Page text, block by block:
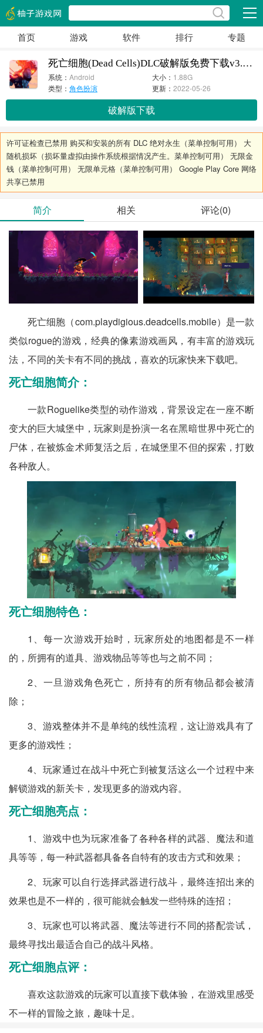
展开
首页 游戏 软件 排行 专题
死亡细胞(Dead Cells)DLC破解版免费下载v3.3.15
系统： Android 大小： 1.88G
类型： 角色扮演 更新：2022-05-26
破解版下载
许可证检查已禁用 购买和安装的所有 DLC 绝对永生（菜单控制可用） 大
随机损坏（损坏量虚拟由操作系统根据情况产生。菜单控制可用） 无限金
钱（菜单控制可用） 无限单元格（菜单控制可用） Google Play Core 网络
共享已禁用
简介 相关 评论(0)
死亡细胞（com.playdigious.deadcells.mobile）是一款
类似rogue的游戏，经典的像素游戏画风，有丰富的游戏玩
法，不同的关卡有不同的挑战，喜欢的玩家快来下载吧。
死亡细胞简介：
一款Roguelike类型的动作游戏，背景设定在一座不断
变大的巨大城堡中，玩家则是扮演一名在黑暗世界中死亡的
尸体，在被炼金术师复活之后，在城堡里不但的探索，打败
各种敌人。
死亡细胞特色：
1、每一次游戏开始时，玩家所处的地图都是不一样
的，所拥有的道具、游戏物品等等也与之前不同；
2、一旦游戏角色死亡，所持有的所有物品都会被清
除；
3、游戏整体并不是单纯的线性流程，这让游戏具有了
更多的游戏性；
4、玩家通过在战斗中死亡到被复活这么一个过程中来
解锁游戏的新关卡，发现更多的游戏内容。
死亡细胞亮点：
1、游戏中也为玩家准备了各种各样的武器、魔法和道
具等等，每一种武器都具备各自特有的攻击方式和效果；
2、玩家可以自行选择武器进行战斗，最终连招出来的
效果也是不一样的，很可能就会触发一些特殊的连招；
3、玩家也可以将武器、魔法等进行不同的搭配尝试，
最终寻找出最适合自己的战斗风格。
死亡细胞点评：
喜欢这款游戏的玩家可以直接下载体验，在游戏里感受
不一样的冒险之旅，趣味十足。